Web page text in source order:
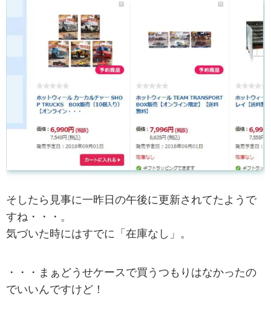
そしたら見事に一昨日の午後に更新されてたようで
すね・・・。
気づいた時にはすでに「在庫なし」。
・・・まぁどうせケースで買うつもりはなかったの
でいいんですけど！